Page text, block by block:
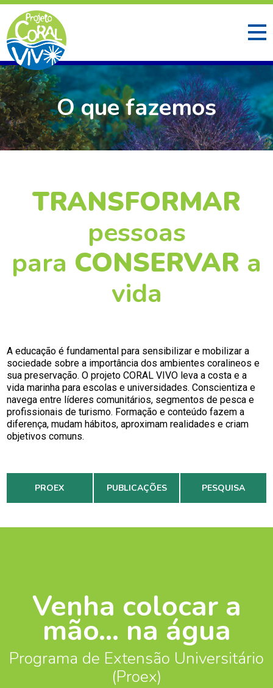
O que fazemos
TRANSFORMAR
pessoas
para CONSERVAR a
vida
A educação é fundamental para sensibilizar e mobilizar a
sociedade sobre a importância dos ambientes coralineos e
sua preservação. O projeto CORAL VIVO leva a costa e a
vida marinha para escolas e universidades. Conscientiza e
navega entre líderes comunitários, segmentos de pesca e
profissionais de turismo. Formação e conteúdo fazem a
diferença, mudam hábitos, aproximam realidades e criam
objetivos comuns.
PROEX PUBLICAÇÕES PESQUISA
Venha colocar a
mão... na água
Programa de Extensão Universitário
(Proex)